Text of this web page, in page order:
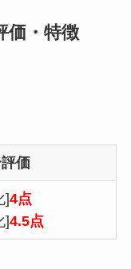
価・特徴
価
]4点
]4.5点